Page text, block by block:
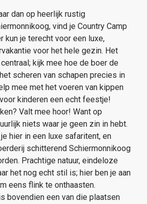
dan op heerlijk rustig
vind je Country Camp
kun je terecht voor een luxe,
voor het hele gezin. Het
kijk mee hoe de boer de
scheren van schapen precies in
mee met het voeren van kippen
kinderen een echt feestje!
Valt mee hoor! Want op
niets waar je geen zin in hebt.
hier in een luxe safaritent, en
schitterend Schiermonnikoog
Prachtige natuur, eindeloze
het nog echt stil is; hier ben je aan
eens flink te onthaasten.
bovendien een van die plaatsen